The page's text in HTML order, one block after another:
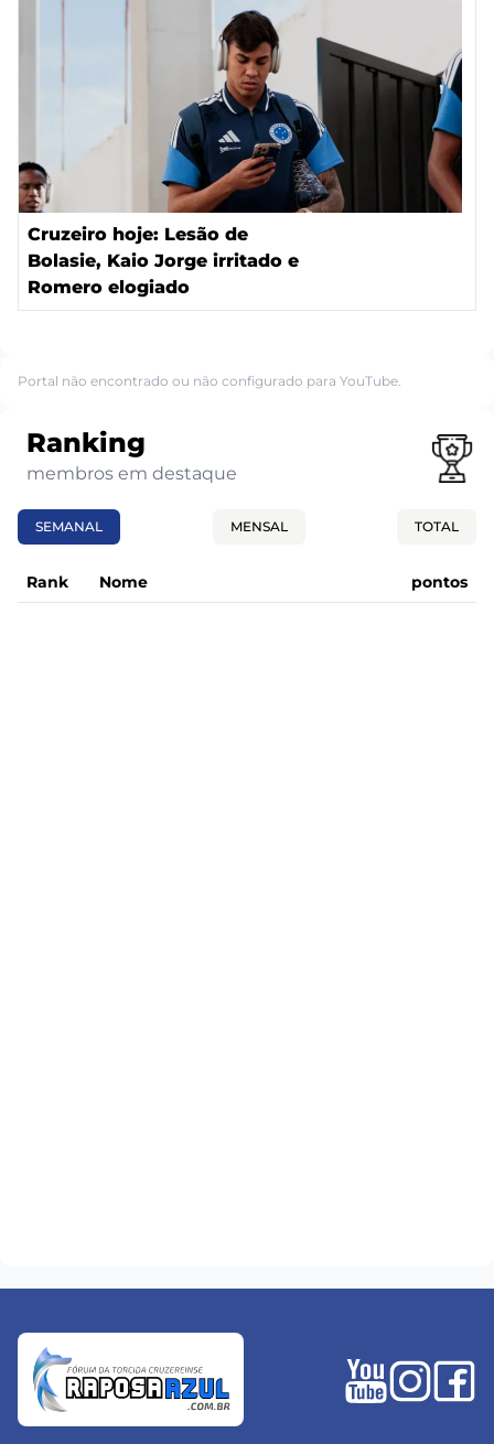
Cruzeiro hoje: Lesão de
Bolasie, Kaio Jorge irritado e
Romero elogiado
Portal não encontrado ou não configurado para YouTube.
Ranking
membros em destaque
SEMANAL MENSAL TOTAL
Rank Nome pontos